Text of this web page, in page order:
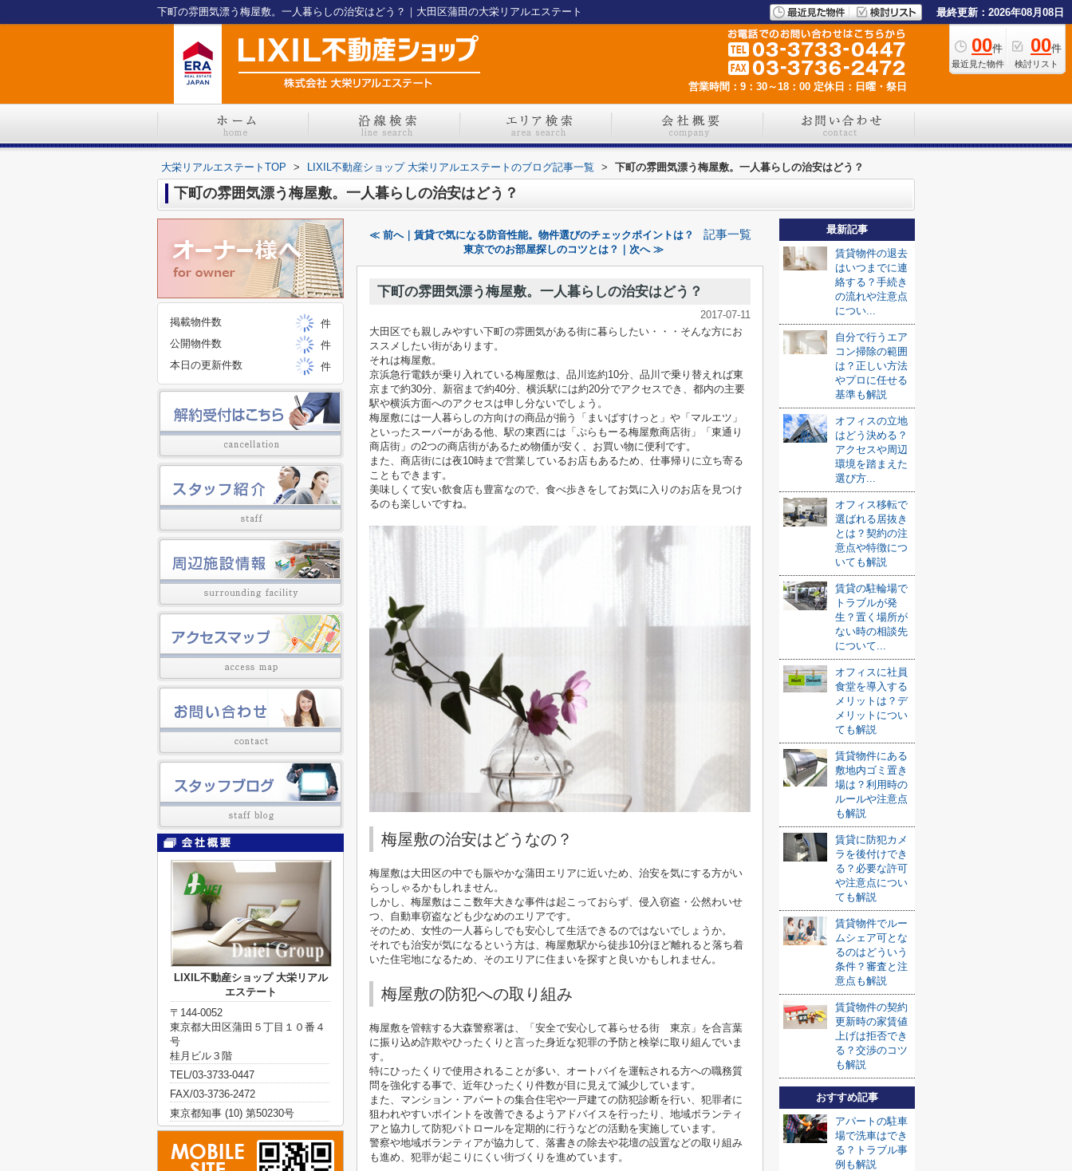
下町の雰囲気漂う梅屋敷。一人暮らしの治安はどう？｜大田区蒲田の大栄リアルエステート 最終更新：2026年08月08日
00件
最近見た物件
00件
検討リスト
営業時間：9：30～18：00 定休日：日曜・祭日
大栄リアルエステートTOP > LIXIL不動産ショップ 大栄リアルエステートのブログ記事一覧 > 下町の雰囲気漂う梅屋敷。一人暮らしの治安はどう？
下町の雰囲気漂う梅屋敷。一人暮らしの治安はどう？
≪ 前へ｜賃貸で気になる防音性能。物件選びのチェックポイントは？ 記事一覧
東京でのお部屋探しのコツとは？｜次へ ≫
下町の雰囲気漂う梅屋敷。一人暮らしの治安はどう？
2017-07-11
大田区でも親しみやすい下町の雰囲気がある街に暮らしたい・・・そんな方にお
ススメしたい街があります。
それは梅屋敷。
京浜急行電鉄が乗り入れている梅屋敷は、品川迄約10分、品川で乗り替えれば東
京まで約30分、新宿まで約40分、横浜駅には約20分でアクセスでき、都内の主要
駅や横浜方面へのアクセスは申し分ないでしょう。
梅屋敷には一人暮らしの方向けの商品が揃う「まいばすけっと」や「マルエツ」
といったスーパーがある他、駅の東西には「ぷらもーる梅屋敷商店街」「東通り
商店街」の2つの商店街があるため物価が安く、お買い物に便利です。
また、商店街には夜10時まで営業しているお店もあるため、仕事帰りに立ち寄る
こともできます。
美味しくて安い飲食店も豊富なので、食べ歩きをしてお気に入りのお店を見つけ
るのも楽しいですね。
梅屋敷の治安はどうなの？
梅屋敷は大田区の中でも賑やかな蒲田エリアに近いため、治安を気にする方がい
らっしゃるかもしれません。
しかし、梅屋敷はここ数年大きな事件は起こっておらず、侵入窃盗・公然わいせ
つ、自動車窃盗なども少なめのエリアです。
そのため、女性の一人暮らしでも安心して生活できるのではないでしょうか。
それでも治安が気になるという方は、梅屋敷駅から徒歩10分ほど離れると落ち着
いた住宅地になるため、そのエリアに住まいを探すと良いかもしれません。
梅屋敷の防犯への取り組み
梅屋敷を管轄する大森警察署は、「安全で安心して暮らせる街 東京」を合言葉
に振り込め詐欺やひったくりと言った身近な犯罪の予防と検挙に取り組んでいま
す。
特にひったくりで使用されることが多い、オートバイを運転される方への職務質
問を強化する事で、近年ひったくり件数が目に見えて減少しています。
また、マンション・アパートの集合住宅や一戸建ての防犯診断を行い、犯罪者に
狙われやすいポイントを改善できるようアドバイスを行ったり、地域ボランティ
アと協力して防犯パトロールを定期的に行うなどの活動を実施しています。
警察や地域ボランティアが協力して、落書きの除去や花壇の設置などの取り組み
も進め、犯罪が起こりにくい街づくりを進めています。
最新記事
賃貸物件の退去
はいつまでに連
絡する？手続き
の流れや注意点
につい...
自分で行うエア
コン掃除の範囲
は？正しい方法
やプロに任せる
基準も解説
オフィスの立地
はどう決める？
アクセスや周辺
環境を踏まえた
選び方...
オフィス移転で
選ばれる居抜き
とは？契約の注
意点や特徴につ
いても解説
賃貸の駐輪場で
トラブルが発
生？置く場所が
ない時の相談先
について...
オフィスに社員
食堂を導入する
メリットは？デ
メリットについ
ても解説
賃貸物件にある
敷地内ゴミ置き
場は？利用時の
ルールや注意点
も解説
賃貸に防犯カメ
ラを後付けでき
る？必要な許可
や注意点につい
ても解説
賃貸物件でルー
ムシェア可とな
るのはどういう
条件？審査と注
意点も解説
賃貸物件の契約
更新時の家賃値
上げは拒否でき
る？交渉のコツ
も解説
おすすめ記事
アパートの駐車
場で洗車はでき
る？トラブル事
例も解説
掲載物件数
件
公開物件数
件
本日の更新件数
件
LIXIL不動産ショップ 大栄リアル
エステート
〒144-0052
東京都大田区蒲田５丁目１０番４
号
桂月ビル３階
TEL/03-3733-0447
FAX/03-3736-2472
東京都知事 (10) 第50230号